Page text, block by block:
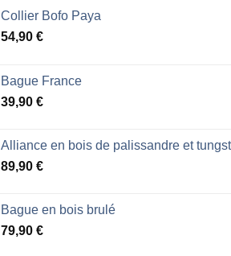
Collier Bofo Paya
54,90 €
Bague France
39,90 €
Alliance en bois de palissandre et
89,90 €
Bague en bois brulé
79,90 €